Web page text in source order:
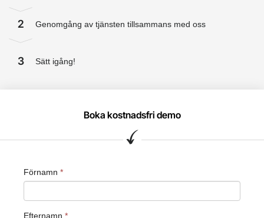
2 Genomgång av tjänsten tillsammans med oss
3 Sätt igång!
Boka kostnadsfri demo